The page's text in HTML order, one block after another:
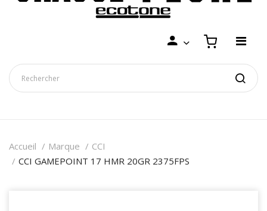
Accueil Marque
CCI
CCI GAMEPOINT 17 HMR 20GR 2375FPS